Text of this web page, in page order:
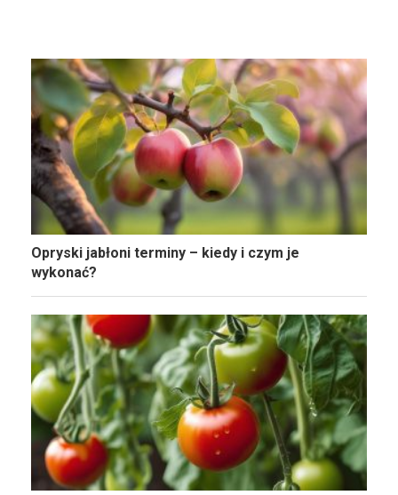
Opryski jabłoni terminy – kiedy i czym je
wykonać?